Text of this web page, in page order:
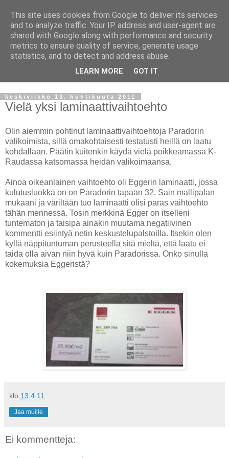
Taloja ja Toiveita
[ Sisustaa ] [ Remontoi ] [ Tuunaa ] [ Haaveilee ] [ Reissaa ]
keskiviikko 13. huhtikuuta 2011
Vielä yksi laminaattivaihtoehto
Olin aiemmin pohtinut laminaattivaihtoehtoja Paradorin
valikoimista, sillä omakohtaisesti testatusti heillä on laatu
kohdallaan. Päätin kuitenkin käydä vielä poikkeamassa K-
Raudassa katsomassa heidän valikoimaansa.
Ainoa oikeanlainen vaihtoehto oli Eggerin laminaatti, jossa
kulutusluokka on on Paradorin tapaan 32. Sain mallipalan
mukaani ja väriltään tuo laminaatti olisi paras vaihtoehto
tähän mennessä. Tosin merkkinä Egger on itselleni
tuntematon ja taisipa ainakin muutama negatiivinen
kommentti esiintyä netin keskustelupalstoilla. Itsekin olen
kyllä näppituntuman perusteella sitä mieltä, että laatu ei
taida olla aivan niin hyvä kuin Paradorissa. Onko sinulla
kokemuksia Eggeristä?
klo 13.4.11
Jaa muille
Ei kommentteja:
This site uses cookies from Google to deliver its services
and to analyze traffic. Your IP address and user-agent are
shared with Google along with performance and security
metrics to ensure quality of service, generate usage
statistics, and to detect and address abuse.
LEARN MORE GOT IT